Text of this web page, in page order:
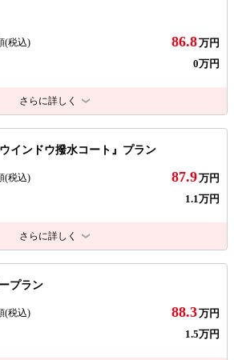
(税込) 86.8万円
0万円
さらに詳しく
インドウ撥水コート』プラン
(税込) 87.9万円
1.1万円
さらに詳しく
プラン
(税込) 88.3万円
1.5万円